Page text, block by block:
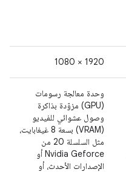
1920 × 1080
وحدة معالجة رسومات
(GPU) مزوّدة بذاكرة
وصول عشوائي للفيديو
(VRAM) بسعة 8 غيغابايت،
مثل السلسلة 20 من
Nvidia Geforce أو
الإصدارات الأحدث، أو